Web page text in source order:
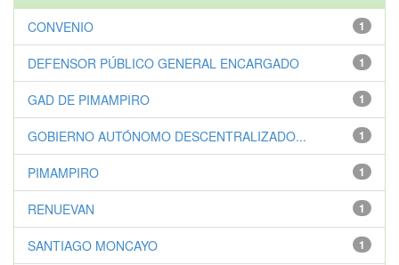
1
CONVENIO
1
DEFENSOR PÚBLICO GENERAL ENCARGADO
1
GAD DE PIMAMPIRO
1
GOBIERNO AUTÓNOMO DESCENTRALIZADO...
1
PIMAMPIRO
1
RENUEVAN
1
SANTIAGO MONCAYO